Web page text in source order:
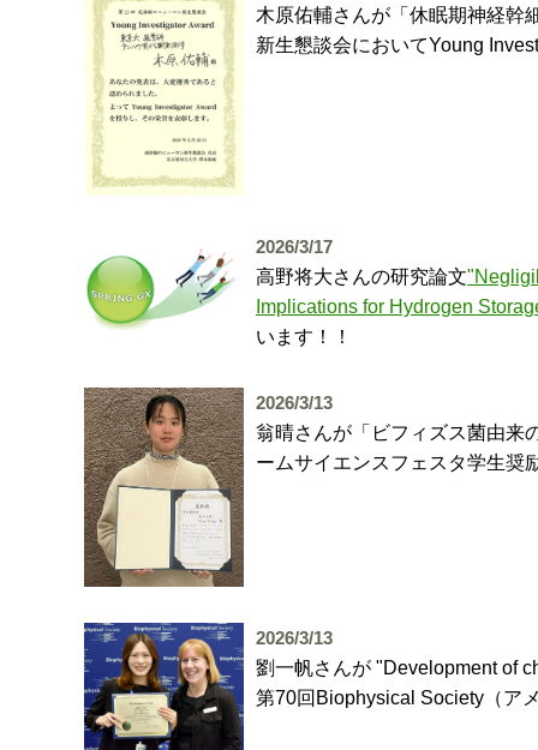
木原佑輔さんが「休眠期神経幹
新生懇談会においてYoung
2026/3/17
高野将大さんの研究論文
Implications for Hydrogen
います！！
2026/3/13
翁晴さんが「ビフィズス菌由来
ームサイエンスフェスタ学生奨
2026/3/13
劉一帆さんが "Development of
第70回Biophysical Society（ア